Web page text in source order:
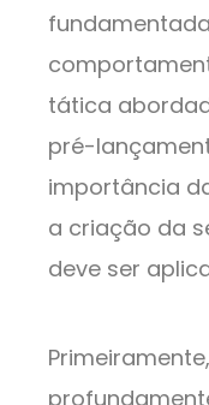
tática
pré-
importância
a criação da
deve ser